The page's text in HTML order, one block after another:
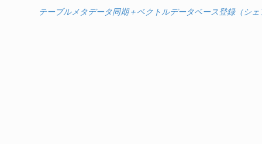
テーブルメタデータ同期＋ベクトルデータベース登録（シ